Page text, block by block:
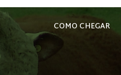
COMO CHEGAR